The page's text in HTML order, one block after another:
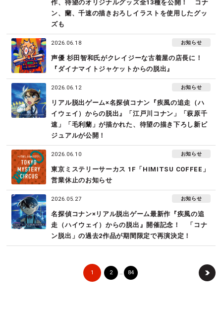
作、待望のオリジナルグッズ全13種を公開！　コナ
ン、蘭、千速の描きおろしイラストを使用したグッ
ズも
2026.06.18 お知らせ
声優 杉田智和氏がクレイジーな古着屋の店長に！
『ダイナマイトジャケットからの脱出』
2026.06.12 お知らせ
リアル脱出ゲーム×名探偵コナン『疾風の追走（ハ
イウェイ）からの脱出』「江戸川コナン」「萩原千
速」「毛利蘭」が描かれた、待望の描き下ろし新ビ
ジュアルが公開！
2026.06.10 お知らせ
東京ミステリーサーカス 1F「HIMITSU COFFEE」
営業休止のお知らせ
2026.05.27 お知らせ
名探偵コナン×リアル脱出ゲーム最新作『疾風の追
走（ハイウェイ）からの脱出』開催記念！　「コナ
ン脱出」の過去2作品が期間限定で再演決定！
1 2 84